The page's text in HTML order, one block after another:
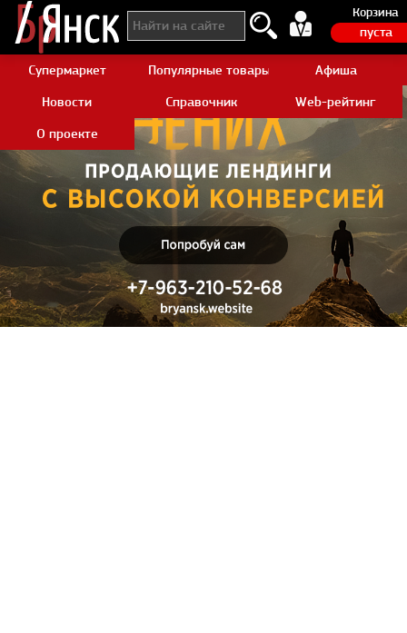
Корзина
пуста
Супермаркет Популярные товары AliexpressАфиша
Новости
Справочник
Web-рейтинг
О проекте